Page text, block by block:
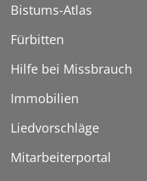
Bistums-Atlas
Fürbitten
Hilfe bei Missbrauch
Immobilien
Liedvorschläge
Mitarbeiterportal